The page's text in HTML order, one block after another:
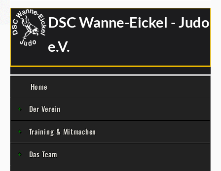
DSC Wanne-Eickel - Judo
e.V.
Home
Der Verein
Training & Mitmachen
Das Team